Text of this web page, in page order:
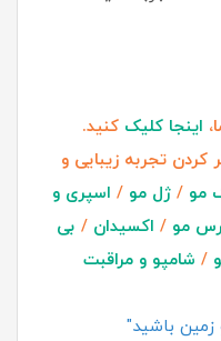
اینجا کلیک کنید.
کردن تجربه زیبایی و
مو / ژل مو / اسپری و
مو / اکسیدان / بی
/ شامپو و مراقبت
باشید"